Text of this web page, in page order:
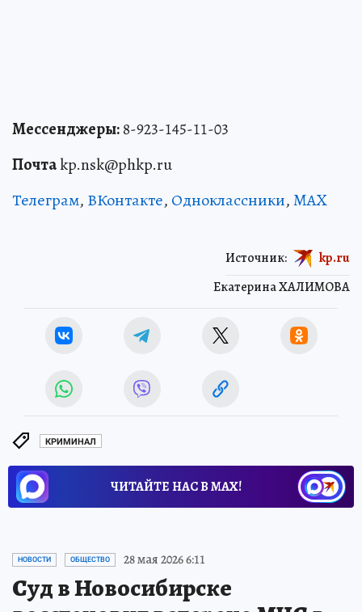
Мессенджеры:8-923-145-11-03
Почтаkp.nsk@phkp.ru
Телеграм, ВКонтакте, Одноклассники,MAX
Екатерина ХАЛИМОВА
Источник: kp.ru
КРИМИНАЛ
ЧИТАЙТЕ НАС В МАХ!
НОВОСТИ ОБЩЕСТВО 28 мая 2026 6:11
Суд в Новосибирске